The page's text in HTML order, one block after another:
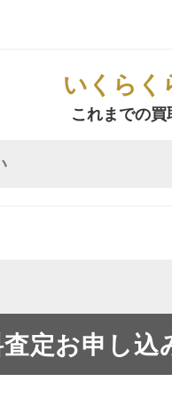
いくらく
これまでの
定お申し込